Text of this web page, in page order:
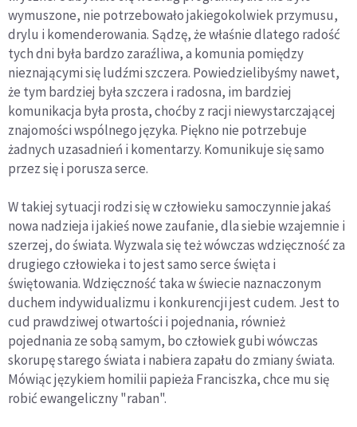
wymuszone, nie potrzebowało jakiegokolwiek przymusu,
drylu i komenderowania. Sądzę, że właśnie dlatego radość
tych dni była bardzo zaraźliwa, a komunia pomiędzy
nieznającymi się ludźmi szczera. Powiedzielibyśmy nawet,
że tym bardziej była szczera i radosna, im bardziej
komunikacja była prosta, choćby z racji niewystarczającej
znajomości wspólnego języka. Piękno nie potrzebuje
żadnych uzasadnień i komentarzy. Komunikuje się samo
przez się i porusza serce.
W takiej sytuacji rodzi się w człowieku samoczynnie jakaś
nowa nadzieja i jakieś nowe zaufanie, dla siebie wzajemnie i
szerzej, do świata. Wyzwala się też wówczas wdzięczność za
drugiego człowieka i to jest samo serce święta i
świętowania. Wdzięczność taka w świecie naznaczonym
duchem indywidualizmu i konkurencji jest cudem. Jest to
cud prawdziwej otwartości i pojednania, również
pojednania ze sobą samym, bo człowiek gubi wówczas
skorupę starego świata i nabiera zapału do zmiany świata.
Mówiąc językiem homilii papieża Franciszka, chce mu się
robić ewangeliczny "raban".